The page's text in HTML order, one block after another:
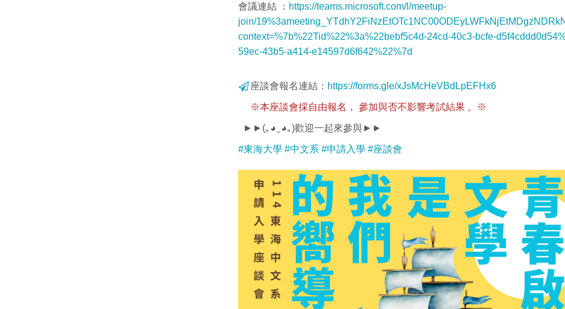
會議連結 ： https://teams.microsoft.com/l/meetup-
join/
context=%7b%22Tid%22%3a%22bebf5c4d-24cd-40c3-bcfe-
59ec-43b5-a414-e14597d6f642%22%7d
座談會報名連結： https://forms.gle/xJsMcHeVBdLpEFHx6
※本座談會採自由報名， 參加與否不影響考試結果 。※
►►(｡◕‿◕｡)歡迎一起來參與►►
#東海大學 #中文系 #申請入學 #座談會